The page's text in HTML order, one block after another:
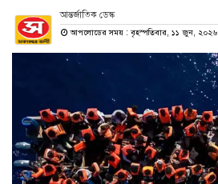
আন্তর্জাতিক ডেস্ক
আপলোডের সময় : বৃহস্পতিবার, ১১ জুন, ২০২৬